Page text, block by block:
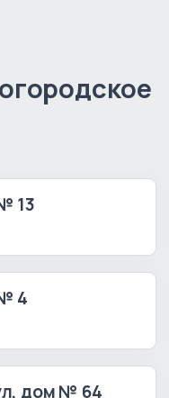
13
4
дом № 64